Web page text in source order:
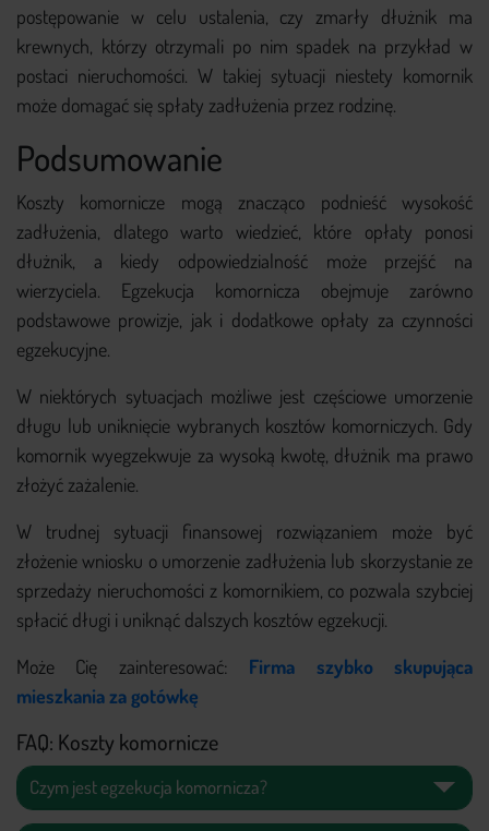
postępowanie w celu ustalenia, czy zmarły dłużnik ma
krewnych, którzy otrzymali po nim spadek na przykład w
postaci nieruchomości. W takiej sytuacji niestety komornik
może domagać się spłaty zadłużenia przez rodzinę.
Podsumowanie
Koszty komornicze mogą znacząco podnieść wysokość
zadłużenia, dlatego warto wiedzieć, które opłaty ponosi
dłużnik, a kiedy odpowiedzialność może przejść na
wierzyciela. Egzekucja komornicza obejmuje zarówno
podstawowe prowizje, jak i dodatkowe opłaty za czynności
egzekucyjne.
W niektórych sytuacjach możliwe jest częściowe umorzenie
długu lub uniknięcie wybranych kosztów komorniczych. Gdy
komornik wyegzekwuje za wysoką kwotę, dłużnik ma prawo
złożyć zażalenie.
W trudnej sytuacji finansowej rozwiązaniem może być
złożenie wniosku o umorzenie zadłużenia lub skorzystanie ze
sprzedaży nieruchomości z komornikiem, co pozwala szybciej
spłacić długi i uniknąć dalszych kosztów egzekucji.
Może Cię zainteresować: Firma szybko skupująca
mieszkania za gotówkę
FAQ: Koszty komornicze
Czym jest egzekucja komornicza?